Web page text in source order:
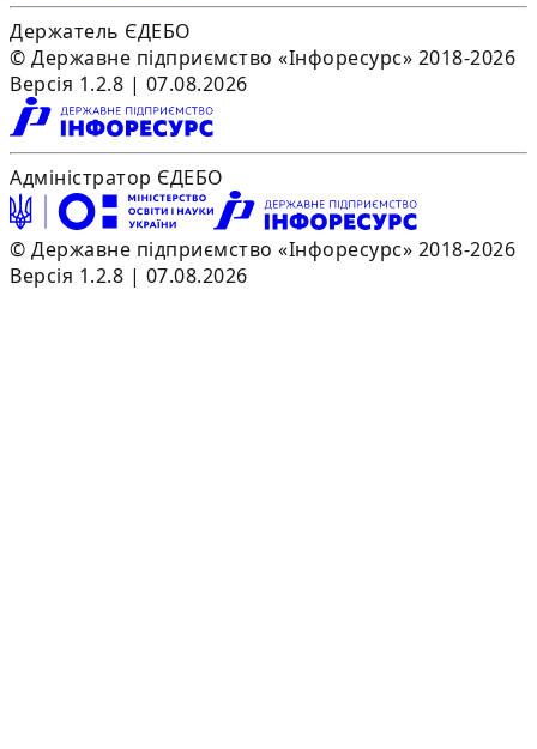
Держатель ЄДЕБО
© Державне підприємство «Інфоресурс» 2018-2026
Версія 1.2.8 | 07.08.2026
Адміністратор ЄДЕБО
© Державне підприємство «Інфоресурс» 2018-2026
Версія 1.2.8 | 07.08.2026